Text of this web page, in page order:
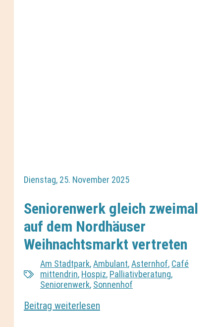
Dienstag, 25. November 2025
Seniorenwerk gleich zweimal
auf dem Nordhäuser
Weihnachtsmarkt vertreten
Am Stadtpark,Ambulant,Asternhof, Café
mittendrin, Hospiz, Palliativberatung,
Seniorenwerk, Sonnenhof
Beitrag weiterlesen